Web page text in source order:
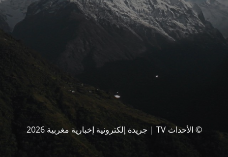
© الأحداث TV | جريدة إلكترونية إخبارية مغربية 2026